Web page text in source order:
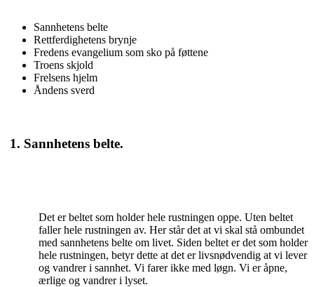
Sannhetens belte
Rettferdighetens brynje
Fredens evangelium som sko på føttene
Troens skjold
Frelsens hjelm
Åndens sverd
1. Sannhetens belte.
Det er beltet som holder hele rustningen oppe. Uten beltet
faller hele rustningen av. Her står det at vi skal stå ombundet
med sannhetens belte om livet. Siden beltet er det som holder
hele rustningen, betyr dette at det er livsnødvendig at vi lever
og vandrer i sannhet. Vi farer ikke med løgn. Vi er åpne,
ærlige og vandrer i lyset.